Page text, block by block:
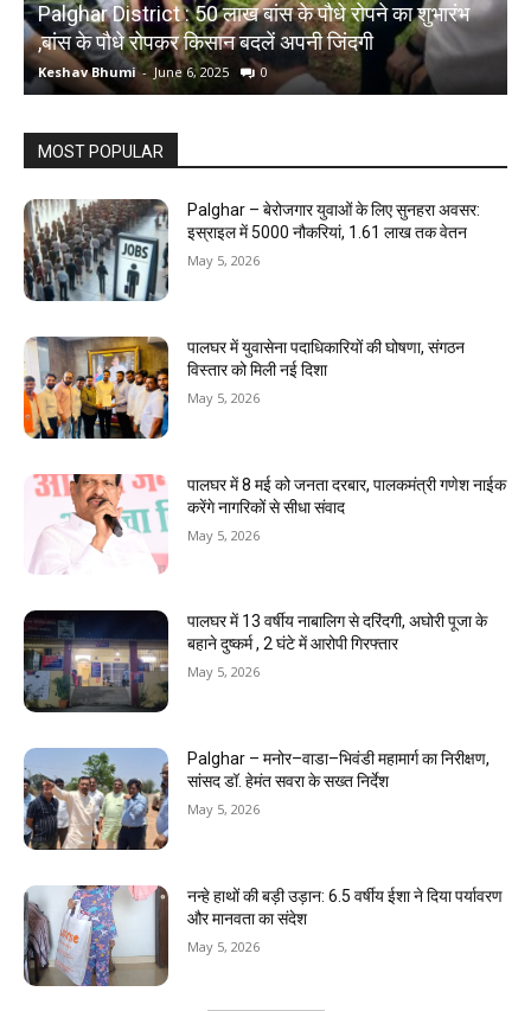
Palghar District : 50 लाख बांस के पौधे रोपने का शुभारंभ
,बांस के पौधे रोपकर किसान बदलें अपनी जिंदगी
Keshav Bhumi - June 6, 2025 0
MOST POPULAR
Palghar – बेरोजगार युवाओं के लिए सुनहरा अवसर:
इस्राइल में 5000 नौकरियां, ₹1.61 लाख तक वेतन
May 5, 2026
पालघर में युवासेना पदाधिकारियों की घोषणा, संगठन
विस्तार को मिली नई दिशा
May 5, 2026
पालघर में 8 मई को जनता दरबार, पालकमंत्री गणेश नाईक
करेंगे नागरिकों से सीधा संवाद
May 5, 2026
पालघर में 13 वर्षीय नाबालिग से दरिंदगी, अघोरी पूजा के
बहाने दुष्कर्म , 2 घंटे में आरोपी गिरफ्तार
May 5, 2026
Palghar – मनोर–वाडा–भिवंडी महामार्ग का निरीक्षण,
सांसद डॉ. हेमंत सवरा के सख्त निर्देश
May 5, 2026
नन्हे हाथों की बड़ी उड़ान: 6.5 वर्षीय ईशा ने दिया पर्यावरण
और मानवता का संदेश
May 5, 2026